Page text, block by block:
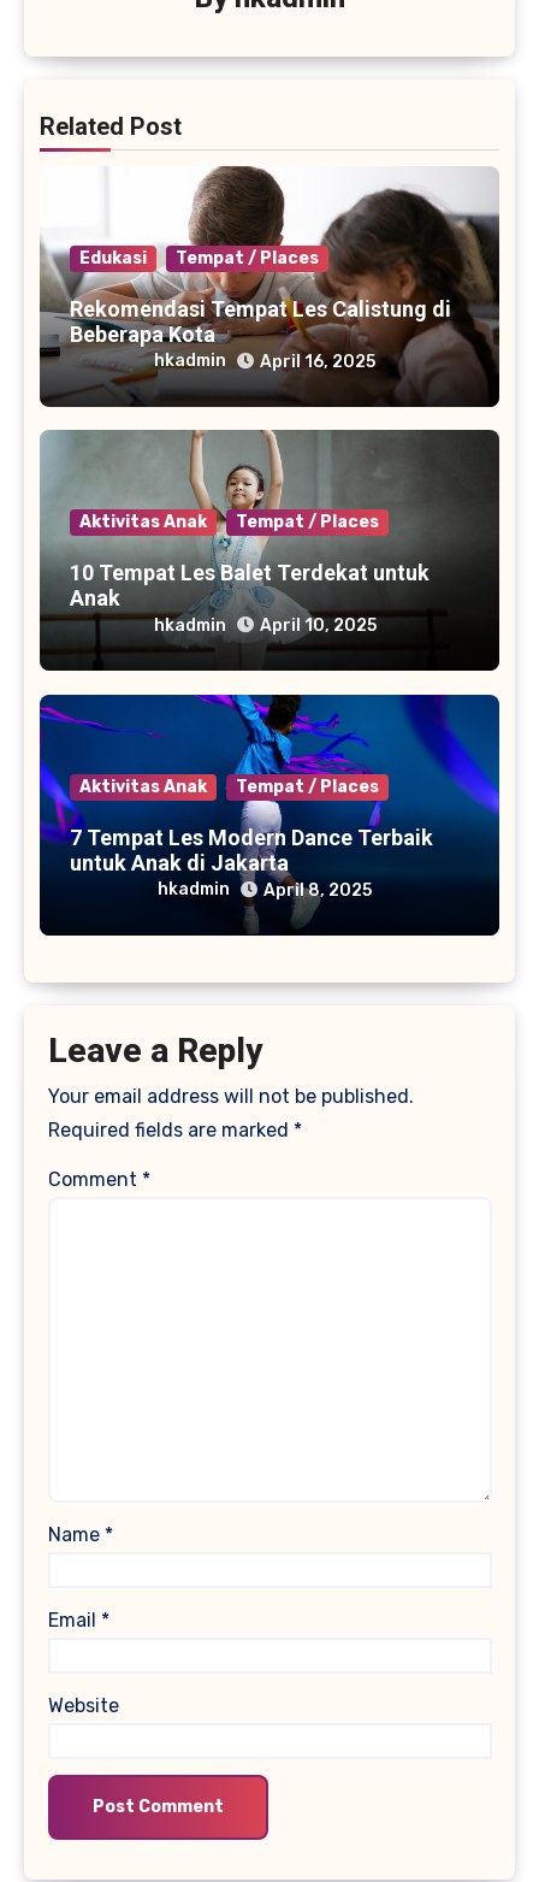
Related Post
Edukasi Tempat / Places
Rekomendasi Tempat Les Calistung di
Beberapa Kota
hkadmin April 16, 2025
Aktivitas Anak Tempat / Places
10 Tempat Les Balet Terdekat untuk
Anak
hkadmin April 10, 2025
Aktivitas Anak Tempat / Places
7 Tempat Les Modern Dance Terbaik
untuk Anak di Jakarta
hkadmin April 8, 2025
Leave a Reply
Your email address will not be published.
Required fields are marked *
Comment *
Name *
Email *
Website